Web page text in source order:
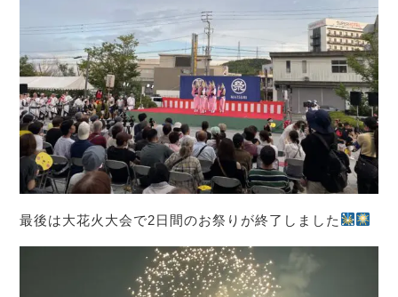
最後は大花火大会で2日間のお祭りが終了しました